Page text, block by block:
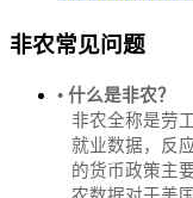
非农常见问题
• 什么是非农？
非农全称是劳
就业数据，反
的货币政策主